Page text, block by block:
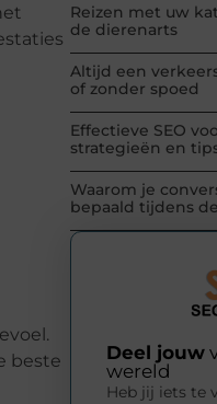
beste
Reizen met uw
de dierenarts
Altijd een
of zonder spoed
Effectieve SEO
strategieën en
Waarom je
bepaald tijdens
Deel jouw
wereld
Heb jij iets te